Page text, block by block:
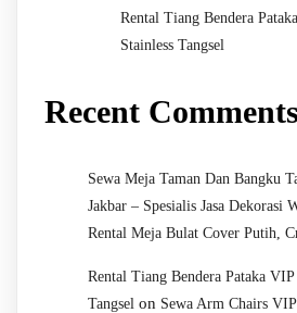
Rental Tiang Bendera
Stainless Tangsel
Recent Comments
Sewa Meja Taman Dan Bangku
Jakbar – Spesialis Jasa Dekorasi
Rental Meja Bulat Cover Putih,
Rental Tiang Bendera Pataka
Tangsel on Sewa Arm Chairs